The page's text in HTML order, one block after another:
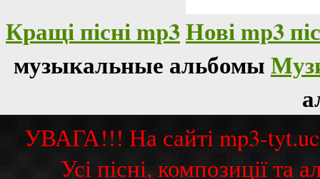
Кращі пісні mp3Нові mp3
музыкальные альбомы
УВАГА!!! На сайті mp3-
Усі пісні, композиції